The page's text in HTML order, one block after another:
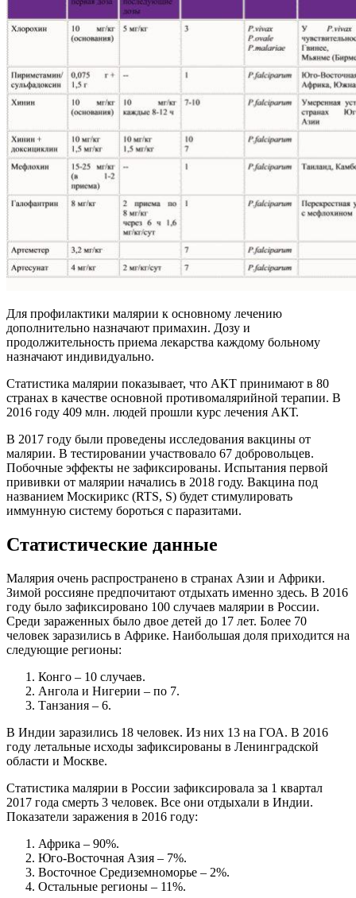
Для профилактики малярии к основному лечению
дополнительно назначают примахин. Дозу и
продолжительность приема лекарства каждому больному
назначают индивидуально.
Статистика малярии показывает, что АКТ принимают в 80
странах в качестве основной противомалярийной терапии. В
2016 году 409 млн. людей прошли курс лечения АКТ.
В 2017 году были проведены исследования вакцины от
малярии. В тестировании участвовало 67 добровольцев.
Побочные эффекты не зафиксированы. Испытания первой
прививки от малярии начались в 2018 году. Вакцина под
названием Москирикс (RTS, S) будет стимулировать
иммунную систему бороться с паразитами.
Статистические данные
Малярия очень распространено в странах Азии и Африки.
Зимой россияне предпочитают отдыхать именно здесь. В 2016
году было зафиксировано 100 случаев малярии в России.
Среди зараженных было двое детей до 17 лет. Более 70
человек заразились в Африке. Наибольшая доля приходится на
следующие регионы:
Конго – 10 случаев.
Ангола и Нигерии – по 7.
Танзания – 6.
В Индии заразились 18 человек. Из них 13 на ГОА. В 2016
году летальные исходы зафиксированы в Ленинградской
области и Москве.
Статистика малярии в России зафиксировала за 1 квартал
2017 года смерть 3 человек. Все они отдыхали в Индии.
Показатели заражения в 2016 году:
Африка – 90%.
Юго-Восточная Азия – 7%.
Восточное Средиземноморье – 2%.
Остальные регионы – 11%.